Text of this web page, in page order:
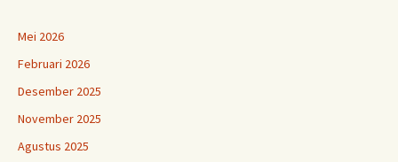
Mei 2026
Februari 2026
Desember 2025
November 2025
Agustus 2025